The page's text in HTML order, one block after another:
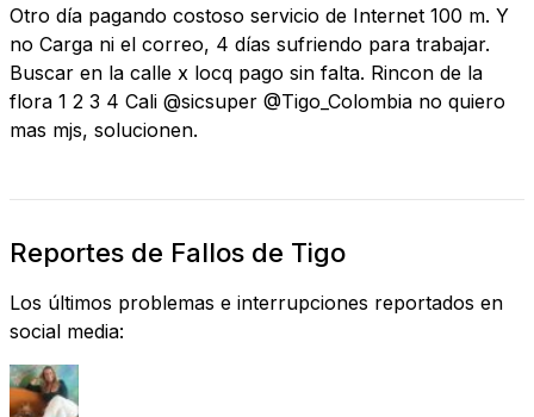
Otro día pagando costoso servicio de Internet 100 m. Y
no Carga ni el correo, 4 días sufriendo para trabajar.
Buscar en la calle x locq pago sin falta. Rincon de la
flora 1 2 3 4 Cali @sicsuper @Tigo_Colombia no quiero
mas mjs, solucionen.
Reportes de Fallos de Tigo
Los últimos problemas e interrupciones reportados en
social media: